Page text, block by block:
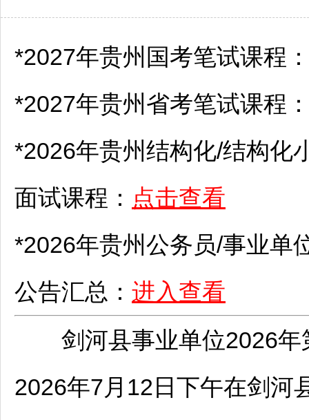
*2027年贵州国考笔试课程
*2027年贵州省考笔试课程
*2026年贵州结构化/结构化
面试课程： 点击查看
*2026年贵州公务员/事业单
公告汇总： 进入查看
剑河县事业单位2026年
2026年7月12日下午在剑河